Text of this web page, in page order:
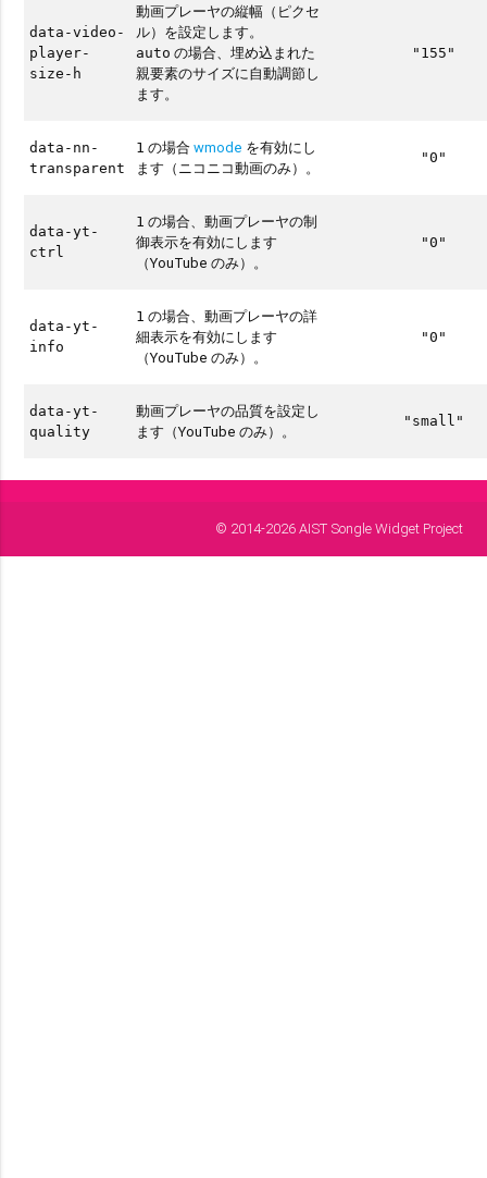
data-video-
player-
size-h
動画プレーヤの縦幅（ピクセ
ル）を設定します。
auto の場合、埋め込まれた
親要素のサイズに自動調節し
ます。
"155"
data-nn-
transparent
1 の場合wmode を有効にし
ます（ニコニコ動画のみ）。
"0"
data-yt-
ctrl
1 の場合、動画プレーヤの制
御表示を有効にします
（YouTube のみ）。
"0"
data-yt-
info
1 の場合、動画プレーヤの詳
細表示を有効にします
（YouTube のみ）。
"0"
data-yt-
quality
動画プレーヤの品質を設定し
ます（YouTube のみ）。
"small"
© 2014-2026 AIST Songle Widget Project